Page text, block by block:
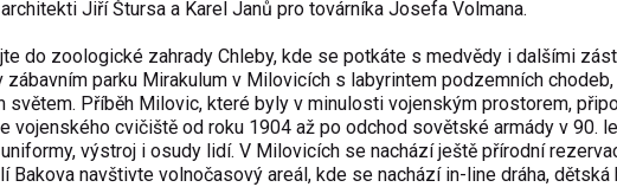
Jiří Štursa a Karel Janů pro továrníka Josefa Volmana.
do zoologické zahrady Chleby, kde se potkáte s medvědy i dalšími
parku Mirakulum v Milovicích s labyrintem podzemních
světem. Příběh Milovic, které byly v minulosti vojenským prostorem,
vojenského cvičiště od roku 1904 až po odchod sovětské armády v 90.
výstroj i osudy lidí. V Milovicích se nachází ještě přírodní
Bakova navštivte volnočasový areál, kde se nachází in-line dráha, dětská